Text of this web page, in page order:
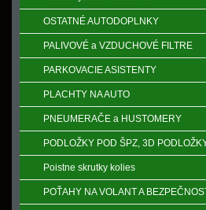
OSTATNÉ AUTODOPLNKY
PALIVOVÉ a VZDUCHOVÉ FILTRE
PARKOVACIE ASISTENTY
PLACHTY NA AUTO
PNEUMERAČE a HUSTOMERY
PODLOŽKY POD ŠPZ, 3D
Poistne skrutky kolies
POŤAHY NA VOLANT A